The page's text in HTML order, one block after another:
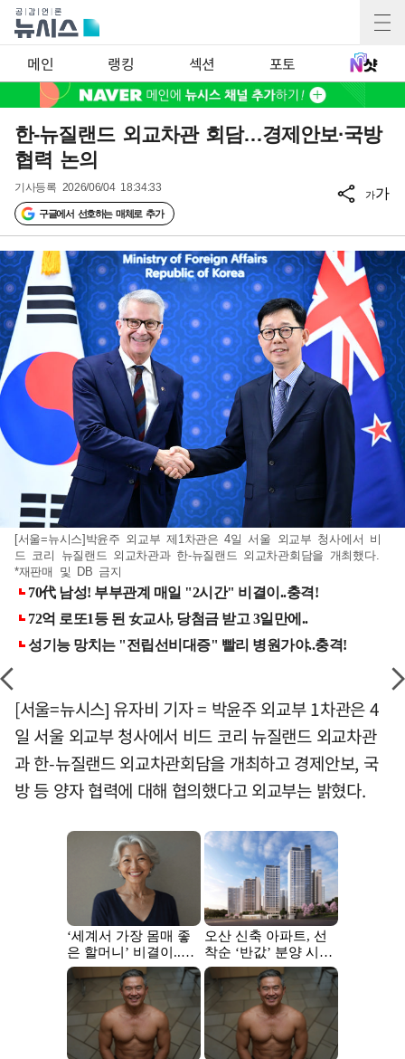
메인 랭킹 섹션 포토
한-뉴질랜드 외교차관 회담…경제안보·국방
협력 논의
기사등록 2026/06/04 18:34:33
구글에서 선호하는 매체로 추가
가가
[서울=뉴시스]박윤주 외교부 제1차관은 4일 서울 외교부 청사에서 비
드 코리 뉴질랜드 외교차관과 한-뉴질랜드 외교차관회담을 개최했다.
*재판매 및 DB 금지
[서울=뉴시스] 유자비 기자 = 박윤주 외교부 1차관은 4
일 서울 외교부 청사에서 비드 코리 뉴질랜드 외교차관
과 한-뉴질랜드 외교차관회담을 개최하고 경제안보, 국
방 등 양자 협력에 대해 협의했다고 외교부는 밝혔다.